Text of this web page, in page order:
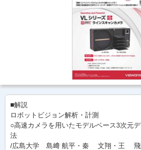
■解説
ロボットビジョン解析・計測
○高速カメラを用いたモデルベース3次元
法
/広島大学 島﨑 航平・秦 文翔・王